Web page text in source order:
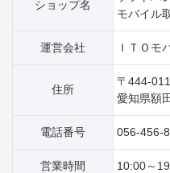
ショップ名
モバイル
運営会社 ＩＴＯモ
住所
〒444-
愛知県額
電話番号 056-456-
営業時間 10:00～